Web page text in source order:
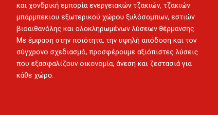
και χονδρική εμπορία ενεργειακών τζακιών, τζακιών
μπάρμπεκιου εξωτερικού χώρου ξυλόσομπων, εστιών
βιοαιθανόληςκαι ολοκληρωμένων λύσεων θέρμανσης.
Με έμφαση στην ποιότητα, την υψηλή απόδοση και τον
σύγχρονο σχεδιασμό, προσφέρουμε αξιόπιστες λύσεις
που εξασφαλίζουν οικονομία, άνεση και ζεστασιά για
κάθε χώρο.